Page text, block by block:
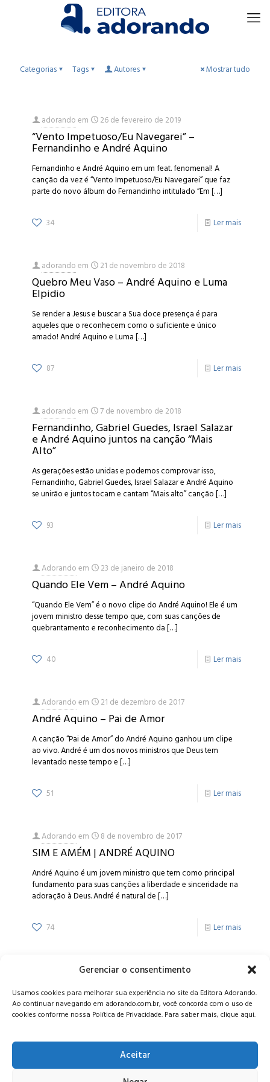
Gerenciar o consentimento
Usamos cookies para melhorar sua experiência no site da Editora Adorando.
Ao continuar navegando em adorando.com.br, você concorda com o uso de
cookies conforme nossa Política de Privacidade. Para saber mais, clique aqui.
Aceitar
Categorias Tags Autores Mostrar tudo
adorandoem 26 de fevereiro de 2019
“Vento Impetuoso/Eu Navegarei” –
Fernandinho e André Aquino
Fernandinho e André Aquino em um feat. fenomenal! A
canção da vez é “Vento Impetuoso/Eu Navegarei” que faz
parte do novo álbum do Fernandinho intitulado “Em[…]
34 Ler mais
adorandoem 21 de novembro de 2018
Quebro Meu Vaso – André Aquino e Luma
Elpidio
Se render a Jesus e buscar a Sua doce presença é para
aqueles que o reconhecem como o suficiente e único
amado! André Aquino e Luma[…]
87 Ler mais
adorandoem 7 de novembro de 2018
Fernandinho, Gabriel Guedes, Israel Salazar
e André Aquino juntos na canção “Mais
Alto”
As gerações estão unidas e podemos comprovar isso,
Fernandinho, Gabriel Guedes, Israel Salazar e André Aquino
se unirão e juntos tocam e cantam “Mais alto” canção[…]
93 Ler mais
Adorandoem 23 de janeiro de 2018
Quando Ele Vem – André Aquino
“Quando Ele Vem” é o novo clipe do André Aquino! Ele é um
jovem ministro desse tempo que, com suas canções de
quebrantamento e reconhecimento da[…]
40 Ler mais
Adorandoem 21 de dezembro de 2017
André Aquino – Pai de Amor
A canção “Pai de Amor” do André Aquino ganhou um clipe
ao vivo. André é um dos novos ministros que Deus tem
levantado nesse tempo e[…]
51 Ler mais
Adorandoem 8 de novembro de 2017
SIM E AMÉM | ANDRÉ AQUINO
André Aquino é um jovem ministro que tem como principal
fundamento para suas canções a liberdade e sinceridade na
adoração à Deus. André é natural de[…]
74 Ler mais
Alameda Oscar Niemeyer, 1033 – 7º Andar - Portaria 04, Vila da
Serra - Nova Lima/MG, CEP: 34006-065 - MG
CONTATO:editora@adorando.com.br